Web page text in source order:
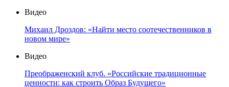
Видео
Михаил Дроздов: «Найти место соотечественников в
новом мире»
Видео
Преображенский клуб. «Российские традиционные
ценности: как строить Образ Будущего»